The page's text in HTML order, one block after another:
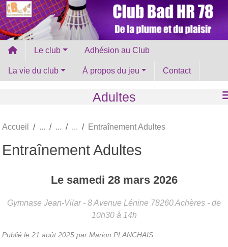
Le club Adhésion au Club
La vie du club À propos du jeu Contact
Adultes
Accueil Entraînement Adultes
Entraînement Adultes
Le samedi 28 mars 2026
Gymnase Jean-Vilar - 8 Avenue Lénine 78260Achères - de
10h30 à 14h
Publié le 21 août 2025 par Marion PLANCHAIS
Panneau de gestion des cookies